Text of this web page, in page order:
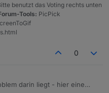
benutzt das Voting rechts unten
Tools: PicPick
0
darin liegt - hier eine